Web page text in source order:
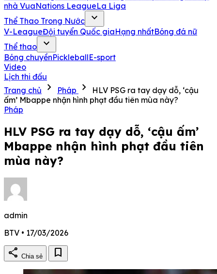
nhà VuaNations LeagueLa Liga
Thể Thao Trong Nước
expand_more
V-LeagueĐội tuyển Quốc giaHạng nhấtBóng đá nữ
Thể thao
expand_more
Bóng chuyềnPickleballE-sport
Video
Lịch thi đấu
Trang chủ
chevron_right Pháp chevron_right
HLV PSG ra tay dạy dỗ, ‘cậu
ấm’ Mbappe nhận hình phạt đầu tiên mùa này?
Pháp
HLV PSG ra tay dạy dỗ, ‘cậu ấm’
Mbappe nhận hình phạt đầu tiên
mùa này?
admin
BTV • 17/03/2026
share Chia sẻ bookmark